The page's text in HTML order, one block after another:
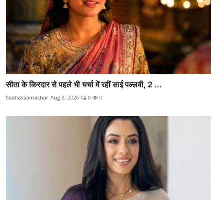
सीता के किरदार से पहले भी चर्चा में रहीं साई पल्लवी, 2 ...
SaahasSamachar Aug 3, 2026 0 9